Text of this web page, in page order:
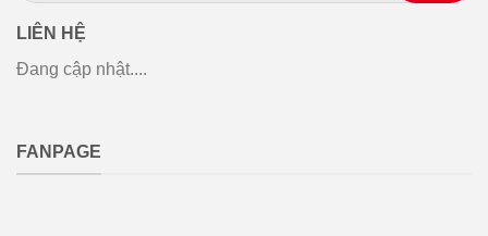
LIÊN HỆ
Đang cập nhật....
FANPAGE